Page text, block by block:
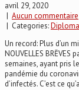
avril 29, 2020
| Aucun commentaire
| Categories:
Un record: Plus d’un
NOUVELLES
semaines, ayant pris
pandémie du
d’infectés. C’est ce